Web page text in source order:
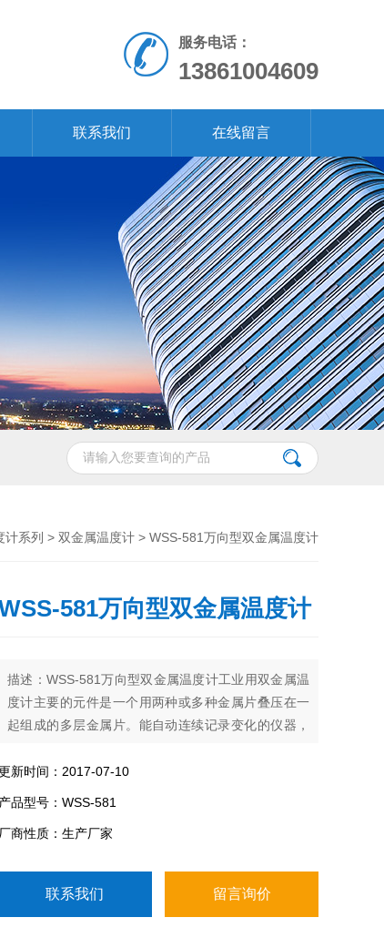
服务电话：
13861004609
联系我们 在线留言
计系列 > 双金属温度计 > WSS-581万向型双金属温度计
581万向型双金属温度计
描述：WSS-581万向型双金属温度计工业用双金属温
度计主要的元件是一个用两种或多种金属片叠压在一
起组成的多层金属片。能自动连续记录变化的仪器，
当多层金属片的温度改变时，各层金属膨胀或收缩量
不等，使得螺旋卷卷起或松开。由于螺旋卷的一端固
在温度变化时体变化量不一样，因此会发生弯曲。
新时间：2017-07-10
产品型号：WSS-581
厂商性质：生产厂家
联系我们 留言询价